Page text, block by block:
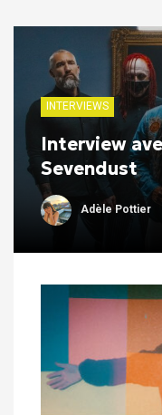
INTERVIEWS
Interview
Sevendust
Adèle Pottier